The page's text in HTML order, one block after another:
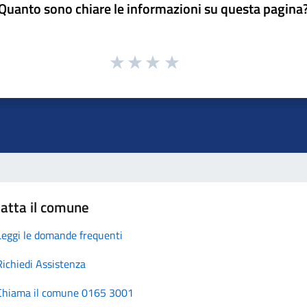
sono chiare le informazioni su questa
il comune
le domande frequenti
Assistenza
il comune 0165 3001